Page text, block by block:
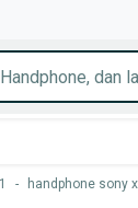
- handphone sony